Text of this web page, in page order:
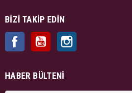
BIZI TAKIP EDIN
Facebook YouTube
HABER BÜLTENI